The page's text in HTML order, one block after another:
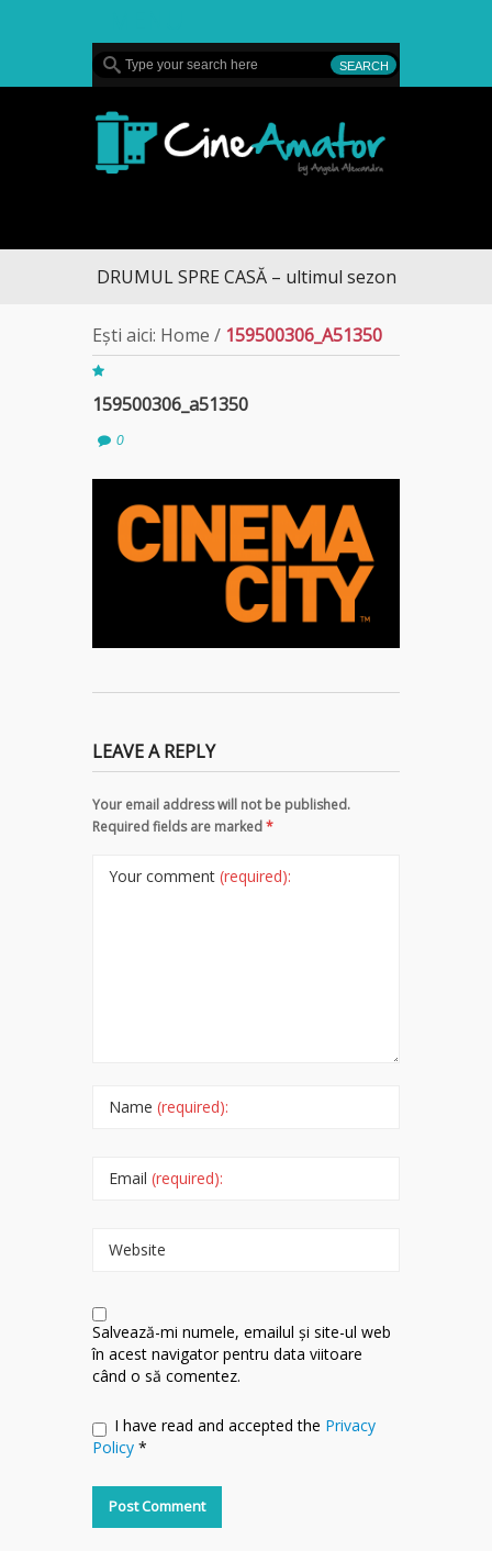
DRUMUL SPRE CASĂ – ultimul sezon te aduce la
Ești aici: Home / 159500306_A51350
159500306_a51350
0
LEAVE A REPLY
Your email address will not be published.
Required fields are marked*
Your comment (required):
Name (required):
Email (required):
Website
Salvează-mi numele, emailul și site-ul web
în acest navigator pentru data viitoare
când o să comentez.
I have read and accepted the Privacy
Policy *